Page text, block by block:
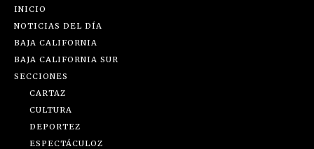
INICIO
NOTICIAS DEL DÍA
BAJA CALIFORNIA
BAJA CALIFORNIA SUR
SECCIONES
CARTAZ
CULTURA
DEPORTEZ
ESPECTÁCULOZ